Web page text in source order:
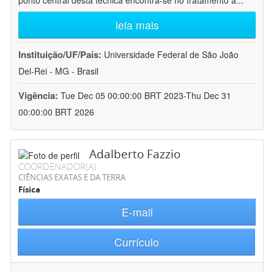
leia mais
Instituição/UF/País: Universidade Federal de São João
Del-Rei - MG - Brasil
Vigência: Tue Dec 05 00:00:00 BRT 2023-Thu Dec 31
00:00:00 BRT 2026
Adalberto Fazzio
COORDENADOR(A)
CIÊNCIAS EXATAS E DA TERRA
Física
E-mail
Currículo